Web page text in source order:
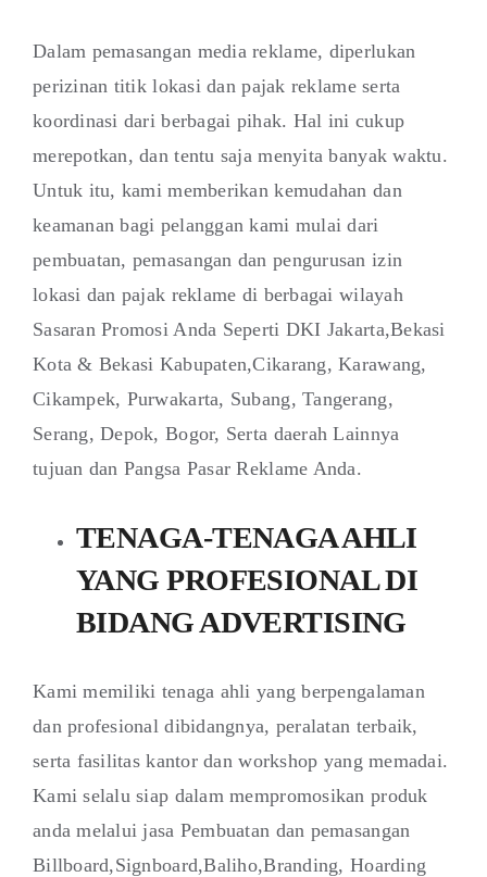
Dalam pemasangan media reklame, diperlukan
perizinan titik lokasi dan pajak reklame serta
koordinasi dari berbagai pihak. Hal ini cukup
merepotkan, dan tentu saja menyita banyak waktu.
Untuk itu, kami memberikan kemudahan dan
keamanan bagi pelanggan kami mulai dari
pembuatan, pemasangan dan pengurusan izin
lokasi dan pajak reklame di berbagai wilayah
Sasaran Promosi Anda Seperti DKI Jakarta,Bekasi
Kota & Bekasi Kabupaten,Cikarang, Karawang,
Cikampek, Purwakarta, Subang, Tangerang,
Serang, Depok, Bogor, Serta daerah Lainnya
tujuan dan Pangsa Pasar Reklame Anda.
TENAGA-TENAGA AHLI
YANG PROFESIONAL DI
BIDANG ADVERTISING
Kami memiliki tenaga ahli yang berpengalaman
dan profesional dibidangnya, peralatan terbaik,
serta fasilitas kantor dan workshop yang memadai.
Kami selalu siap dalam mempromosikan produk
anda melalui jasa Pembuatan dan pemasangan
Billboard,Signboard,Baliho,Branding, Hoarding